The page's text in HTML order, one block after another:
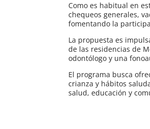
Como es habitual en
chequeos generales,
fomentando la
La propuesta es
de las residencias de
odontólogo y una
El programa busca
crianza y hábitos
salud, educación y